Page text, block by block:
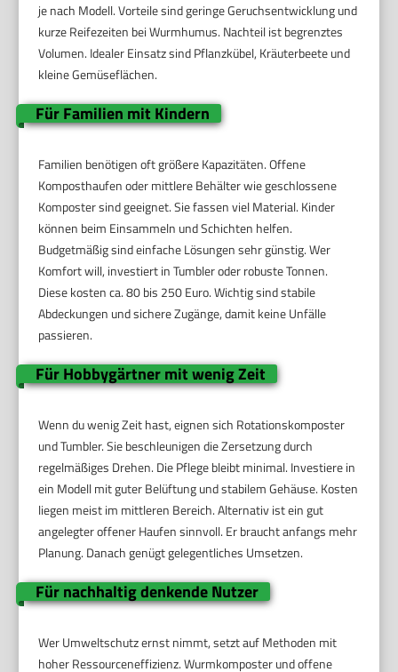
je nach Modell. Vorteile sind geringe Geruchsentwicklung und
kurze Reifezeiten bei Wurmhumus. Nachteil ist begrenztes
Volumen. Idealer Einsatz sind Pflanzkübel, Kräuterbeete und
kleine Gemüseflächen.
Für Familien mit Kindern
Familien benötigen oft größere Kapazitäten. Offene
Komposthaufen oder mittlere Behälter wie geschlossene
Komposter sind geeignet. Sie fassen viel Material. Kinder
können beim Einsammeln und Schichten helfen.
Budgetmäßig sind einfache Lösungen sehr günstig. Wer
Komfort will, investiert in Tumbler oder robuste Tonnen.
Diese kosten ca. 80 bis 250 Euro. Wichtig sind stabile
Abdeckungen und sichere Zugänge, damit keine Unfälle
passieren.
Für Hobbygärtner mit wenig Zeit
Wenn du wenig Zeit hast, eignen sich Rotationskomposter
und Tumbler. Sie beschleunigen die Zersetzung durch
regelmäßiges Drehen. Die Pflege bleibt minimal. Investiere in
ein Modell mit guter Belüftung und stabilem Gehäuse. Kosten
liegen meist im mittleren Bereich. Alternativ ist ein gut
angelegter offener Haufen sinnvoll. Er braucht anfangs mehr
Planung. Danach genügt gelegentliches Umsetzen.
Für nachhaltig denkende Nutzer
Wer Umweltschutz ernst nimmt, setzt auf Methoden mit
hoher Ressourceneffizienz. Wurmkomposter und offene